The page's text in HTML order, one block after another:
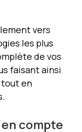
vers
les plus
de vos
faisant ainsi
tout en
compte